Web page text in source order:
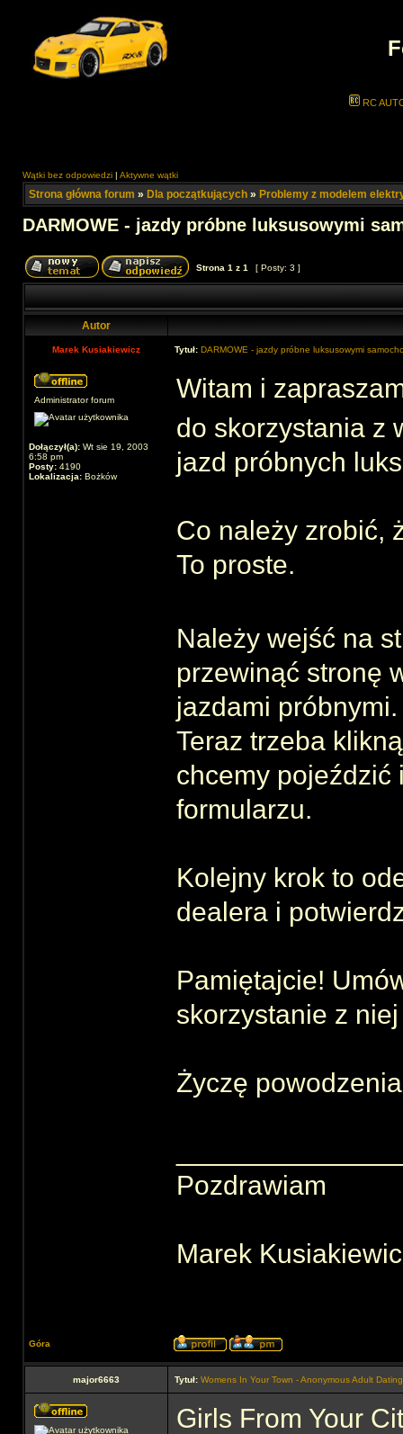
RC
Wątki bez odpowiedzi | Aktywne wątki
Strona główna forum » Dla początkujących » Problemy z modelem
DARMOWE - jazdy próbne luksusowymi
Strona 1 z 1 [ Posty: 3 ]
Autor
Marek Kusiakiewicz Tytuł: DARMOWE - jazdy próbne luksusowymi
Administrator forum
Dołączył(a): Wt sie 19, 2003
6:58 pm
Posty: 4190
Lokalizacja: Bożków
Witam i
do skorzystania z
jazd próbnych
Co należy zrobić,
To proste.
Należy wejść na
przewinąć stronę
jazdami próbnymi.
Teraz trzeba
chcemy pojeździć
formularzu.
Kolejny krok to
dealera i
Pamiętajcie!
skorzystanie z
Życzę
Pozdrawiam
Marek
Góra
major6663 Tytuł: Womens In Your Town - Anonymous Adult
Girls From Your